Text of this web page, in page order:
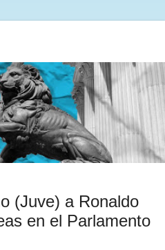
(Juve) a Ronaldo
en el Parlamento